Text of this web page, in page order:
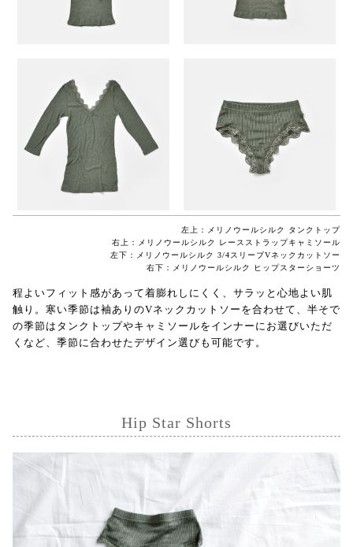
左上：メリノウールシルク タンクトップ
右上：メリノウールシルク レースストラップキャミソール
左下：メリノウールシルク 3/4スリーブVネックカットソー
右下：メリノウールシルク ヒップスターショーツ
程よいフィット感があって着膨れしにくく、サラッと心地よい肌
触り。寒い季節は袖ありのVネックカットソーを合わせて、半そで
の季節はタンクトップやキャミソールをインナーにお選びいただ
くなど、季節に合わせたデザイン選びも可能です。
Hip Star Shorts